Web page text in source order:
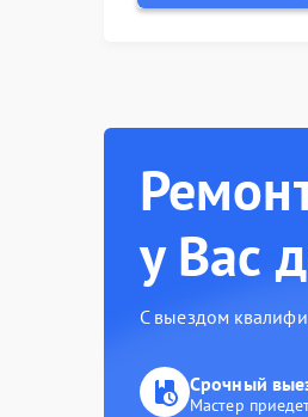
у Вас
С выездом
Срочный
Мастер